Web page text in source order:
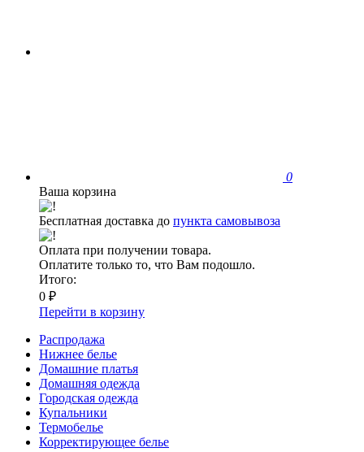
0
Ваша корзина
Бесплатная доставка до пункта самовывоза
Оплата при получении товара.
Оплатите только то, что Вам подошло.
Итого:
0 ₽
Перейти в корзину
Распродажа
Нижнее белье
Домашние платья
Домашняя одежда
Городская одежда
Купальники
Термобелье
Корректирующее белье